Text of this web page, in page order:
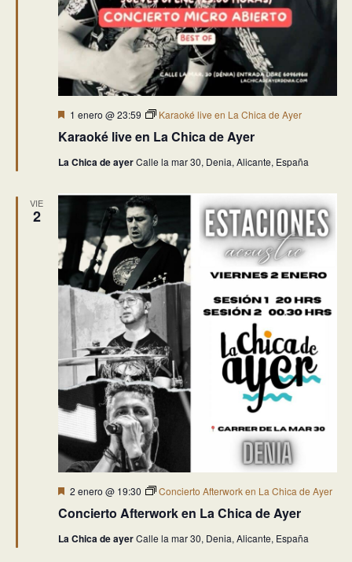
Karaoké live en La Chica de Ayer
Destacado
1 enero @ 23:59 Karaoké live en La Chica de Ayer
La Chica de ayerCalle la mar 30, Denia, Alicante, España
VIE
2
Concierto Afterwork en La Chica de Ayer
Destacado
2 enero @ 19:30 Concierto Afterwork en La Chica de Ayer
La Chica de ayerCalle la mar 30, Denia, Alicante, España